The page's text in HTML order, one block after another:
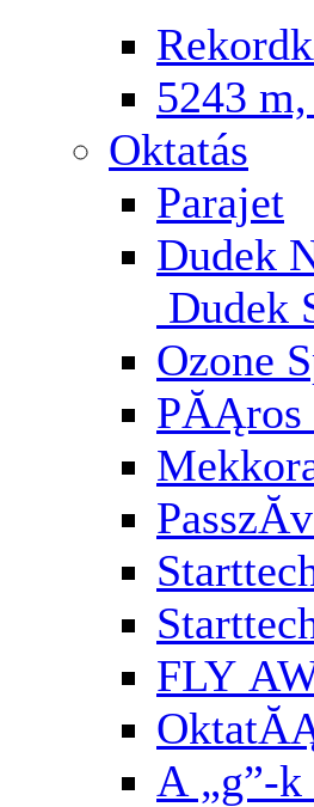
5243
Oktatás
Parajet
Dudek
Dudek
Ozone
PĂĄros
FLY
A „g”-